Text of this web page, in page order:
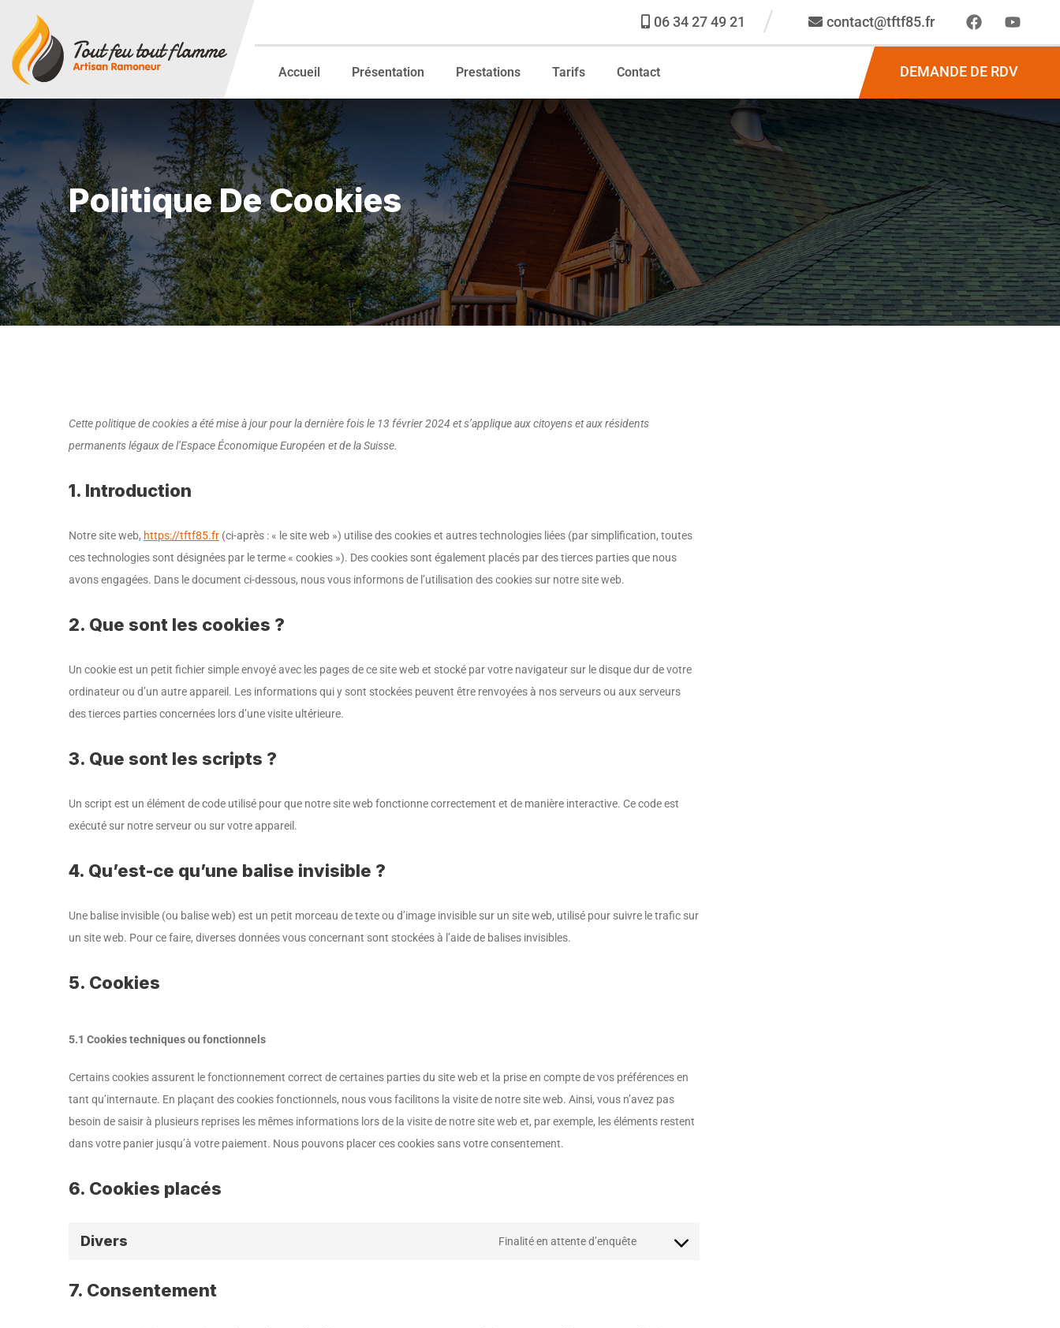
06 34 27 49 21 contact@tftf85.fr
Accueil Présentation Prestations Tarifs Contact DEMANDE DE RDV
Politique De Cookies
Cette politique de cookies a été mise à jour pour la dernière fois le 13 février 2024 et s’applique aux citoyens et aux résidents
permanents légaux de l’Espace Économique Européen et de la Suisse.
1. Introduction
Notre site web, https://tftf85.fr (ci-après : « le site web ») utilise des cookies et autres technologies liées (par simplification, toutes
ces technologies sont désignées par le terme « cookies »). Des cookies sont également placés par des tierces parties que nous
avons engagées. Dans le document ci-dessous, nous vous informons de l’utilisation des cookies sur notre site web.
2. Que sont les cookies ?
Un cookie est un petit fichier simple envoyé avec les pages de ce site web et stocké par votre navigateur sur le disque dur de votre
ordinateur ou d’un autre appareil. Les informations qui y sont stockées peuvent être renvoyées à nos serveurs ou aux serveurs
des tierces parties concernées lors d’une visite ultérieure.
3. Que sont les scripts ?
Un script est un élément de code utilisé pour que notre site web fonctionne correctement et de manière interactive. Ce code est
exécuté sur notre serveur ou sur votre appareil.
4. Qu’est-ce qu’une balise invisible ?
Une balise invisible (ou balise web) est un petit morceau de texte ou d’image invisible sur un site web, utilisé pour suivre le trafic sur
un site web. Pour ce faire, diverses données vous concernant sont stockées à l’aide de balises invisibles.
5. Cookies
5.1 Cookies techniques ou fonctionnels
Certains cookies assurent le fonctionnement correct de certaines parties du site web et la prise en compte de vos préférences en
tant qu’internaute. En plaçant des cookies fonctionnels, nous vous facilitons la visite de notre site web. Ainsi, vous n’avez pas
besoin de saisir à plusieurs reprises les mêmes informations lors de la visite de notre site web et, par exemple, les éléments restent
dans votre panier jusqu’à votre paiement. Nous pouvons placer ces cookies sans votre consentement.
6. Cookies placés
Divers Finalité en attente d’enquête
7. Consentement